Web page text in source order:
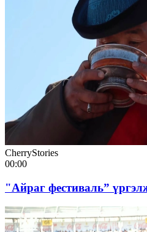
CherryStories
00:00
"Айраг фестиваль”